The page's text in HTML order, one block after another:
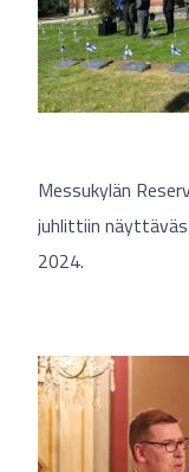
Messukylän
juhlittiin
2024.